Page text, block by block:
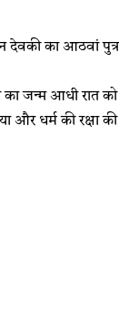
का आठवां
जन्म आधी रात
और धर्म की रक्षा